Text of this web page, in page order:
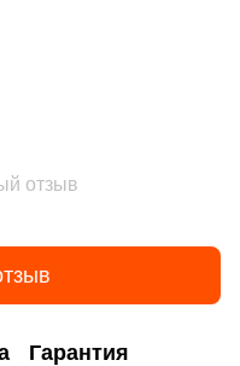
отзыв
Гарантия